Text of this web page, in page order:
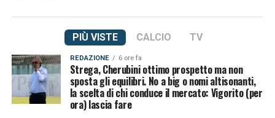
PIÙ VISTE CALCIO TV
REDAZIONE 6 ore fa
Strega, Cherubini ottimo prospetto ma non
sposta gli equilibri. No a big o nomi altisonanti,
la scelta di chi conduce il mercato: Vigorito (per
ora) lascia fare